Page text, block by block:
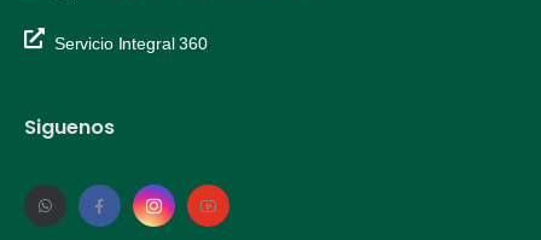
Servicio Integral 360
Siguenos